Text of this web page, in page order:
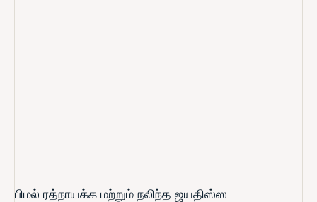
பிமல் ரத்நாயக்க மற்றும் நலிந்த ஜயதிஸ்ஸ